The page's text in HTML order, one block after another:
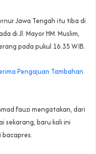
Jawa Tengah itu tiba di
di Jl. Mayor HM. Muslim,
pada pukul 16.35 WIB.
Pengajuan Tambahan
Fauzi mengatakan, dari
sekarang, baru kali ini
bacapres.